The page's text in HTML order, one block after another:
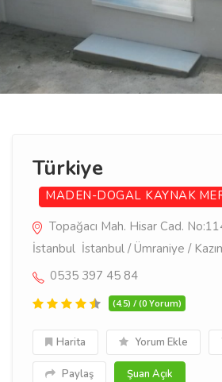
Türkiye
MADEN-DOGAL KAYNAK
Topağacı Mah. Hisar Cad.
İstanbul İstanbul / Ümraniye /
0535 397 45 84
(4.5) / (0 Yorum)
Harita Yorum Ekle
Paylaş Şuan Açık